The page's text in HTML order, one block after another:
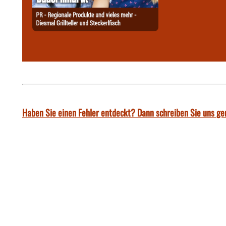
Haben Sie einen Fehler entdeckt? Dann schreiben Sie uns